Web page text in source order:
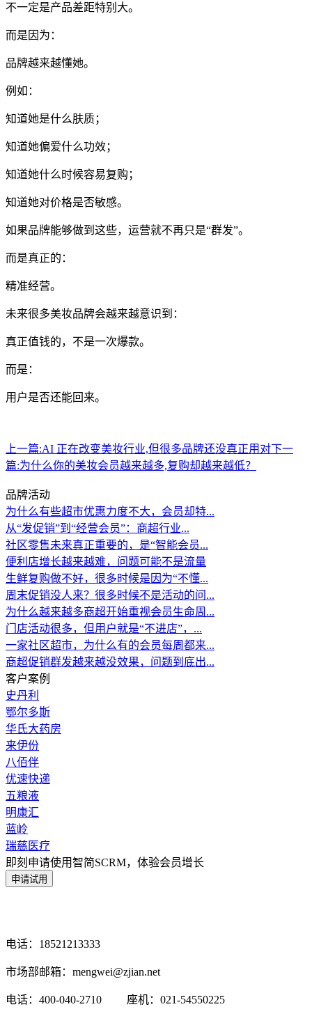
不一定是产品差距特别大。
而是因为：
品牌越来越懂她。
例如：
知道她是什么肤质；
知道她偏爱什么功效；
知道她什么时候容易复购；
知道她对价格是否敏感。
如果品牌能够做到这些，运营就不再只是“群发”。
而是真正的：
精准经营。
未来很多美妆品牌会越来越意识到：
真正值钱的，不是一次爆款。
而是：
用户是否还能回来。
上一篇:AI 正在改变美妆行业,但很多品牌还没真正用对下一
篇:为什么你的美妆会员越来越多,复购却越来越低？
品牌活动
为什么有些超市优惠力度不大，会员却特...
从“发促销”到“经营会员”：商超行业...
社区零售未来真正重要的，是“智能会员...
便利店增长越来越难，问题可能不是流量
生鲜复购做不好，很多时候是因为“不懂...
周末促销没人来？很多时候不是活动的问...
为什么越来越多商超开始重视会员生命周...
门店活动很多，但用户就是“不进店”，...
一家社区超市，为什么有的会员每周都来...
商超促销群发越来越没效果，问题到底出...
客户案例
史丹利
鄂尔多斯
华氏大药房
来伊份
八佰伴
优速快递
五粮液
明康汇
蓝岭
瑞慈医疗
即刻申请使用智简SCRM，体验会员增长
电话：18521213333
市场部邮箱：mengwei@zjian.net
电话：400-040-2710 座机：021-54550225